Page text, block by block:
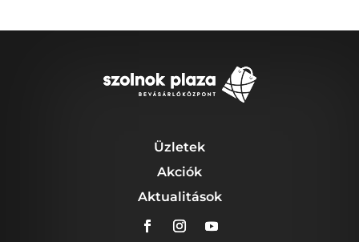
Üzletek
Akciók
Aktualitások